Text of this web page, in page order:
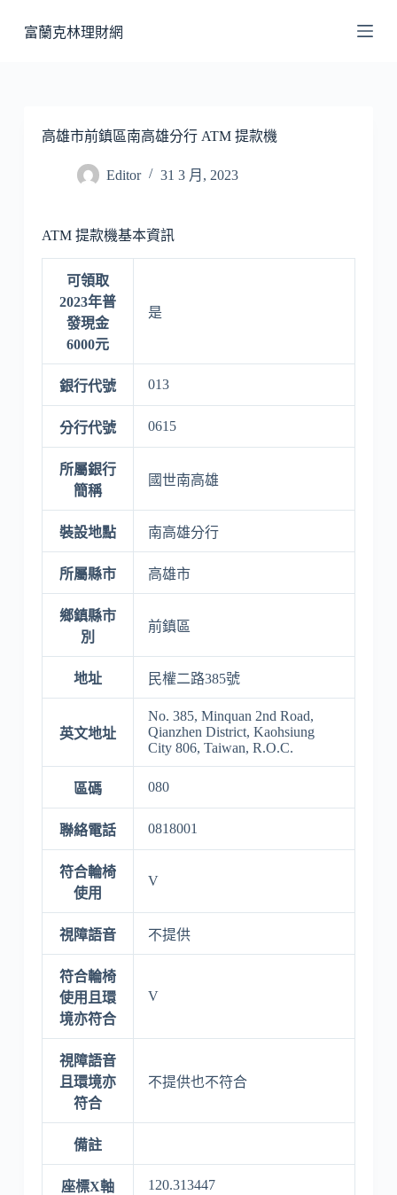
至
富蘭克林理財網
高雄市前鎮區南高雄分行 ATM 提款機
Editor 31 3 月, 2023
ATM 提款機基本資訊
可領取
2023年普
發現金
6000元
是
銀行代號 013
分行代號 0615
所屬銀行
簡稱
國世南高雄
裝設地點 南高雄分行
所屬縣市 高雄市
鄉鎮縣市
別
前鎮區
地址 民權二路385號
英文地址
No. 385, Minquan 2nd Road,
Qianzhen District, Kaohsiung
City 806, Taiwan, R.O.C.
區碼 080
聯絡電話 0818001
符合輪椅
使用
V
視障語音 不提供
符合輪椅
使用且環
境亦符合
V
視障語音
且環境亦
符合
不提供也不符合
備註
座標X軸 120.313447